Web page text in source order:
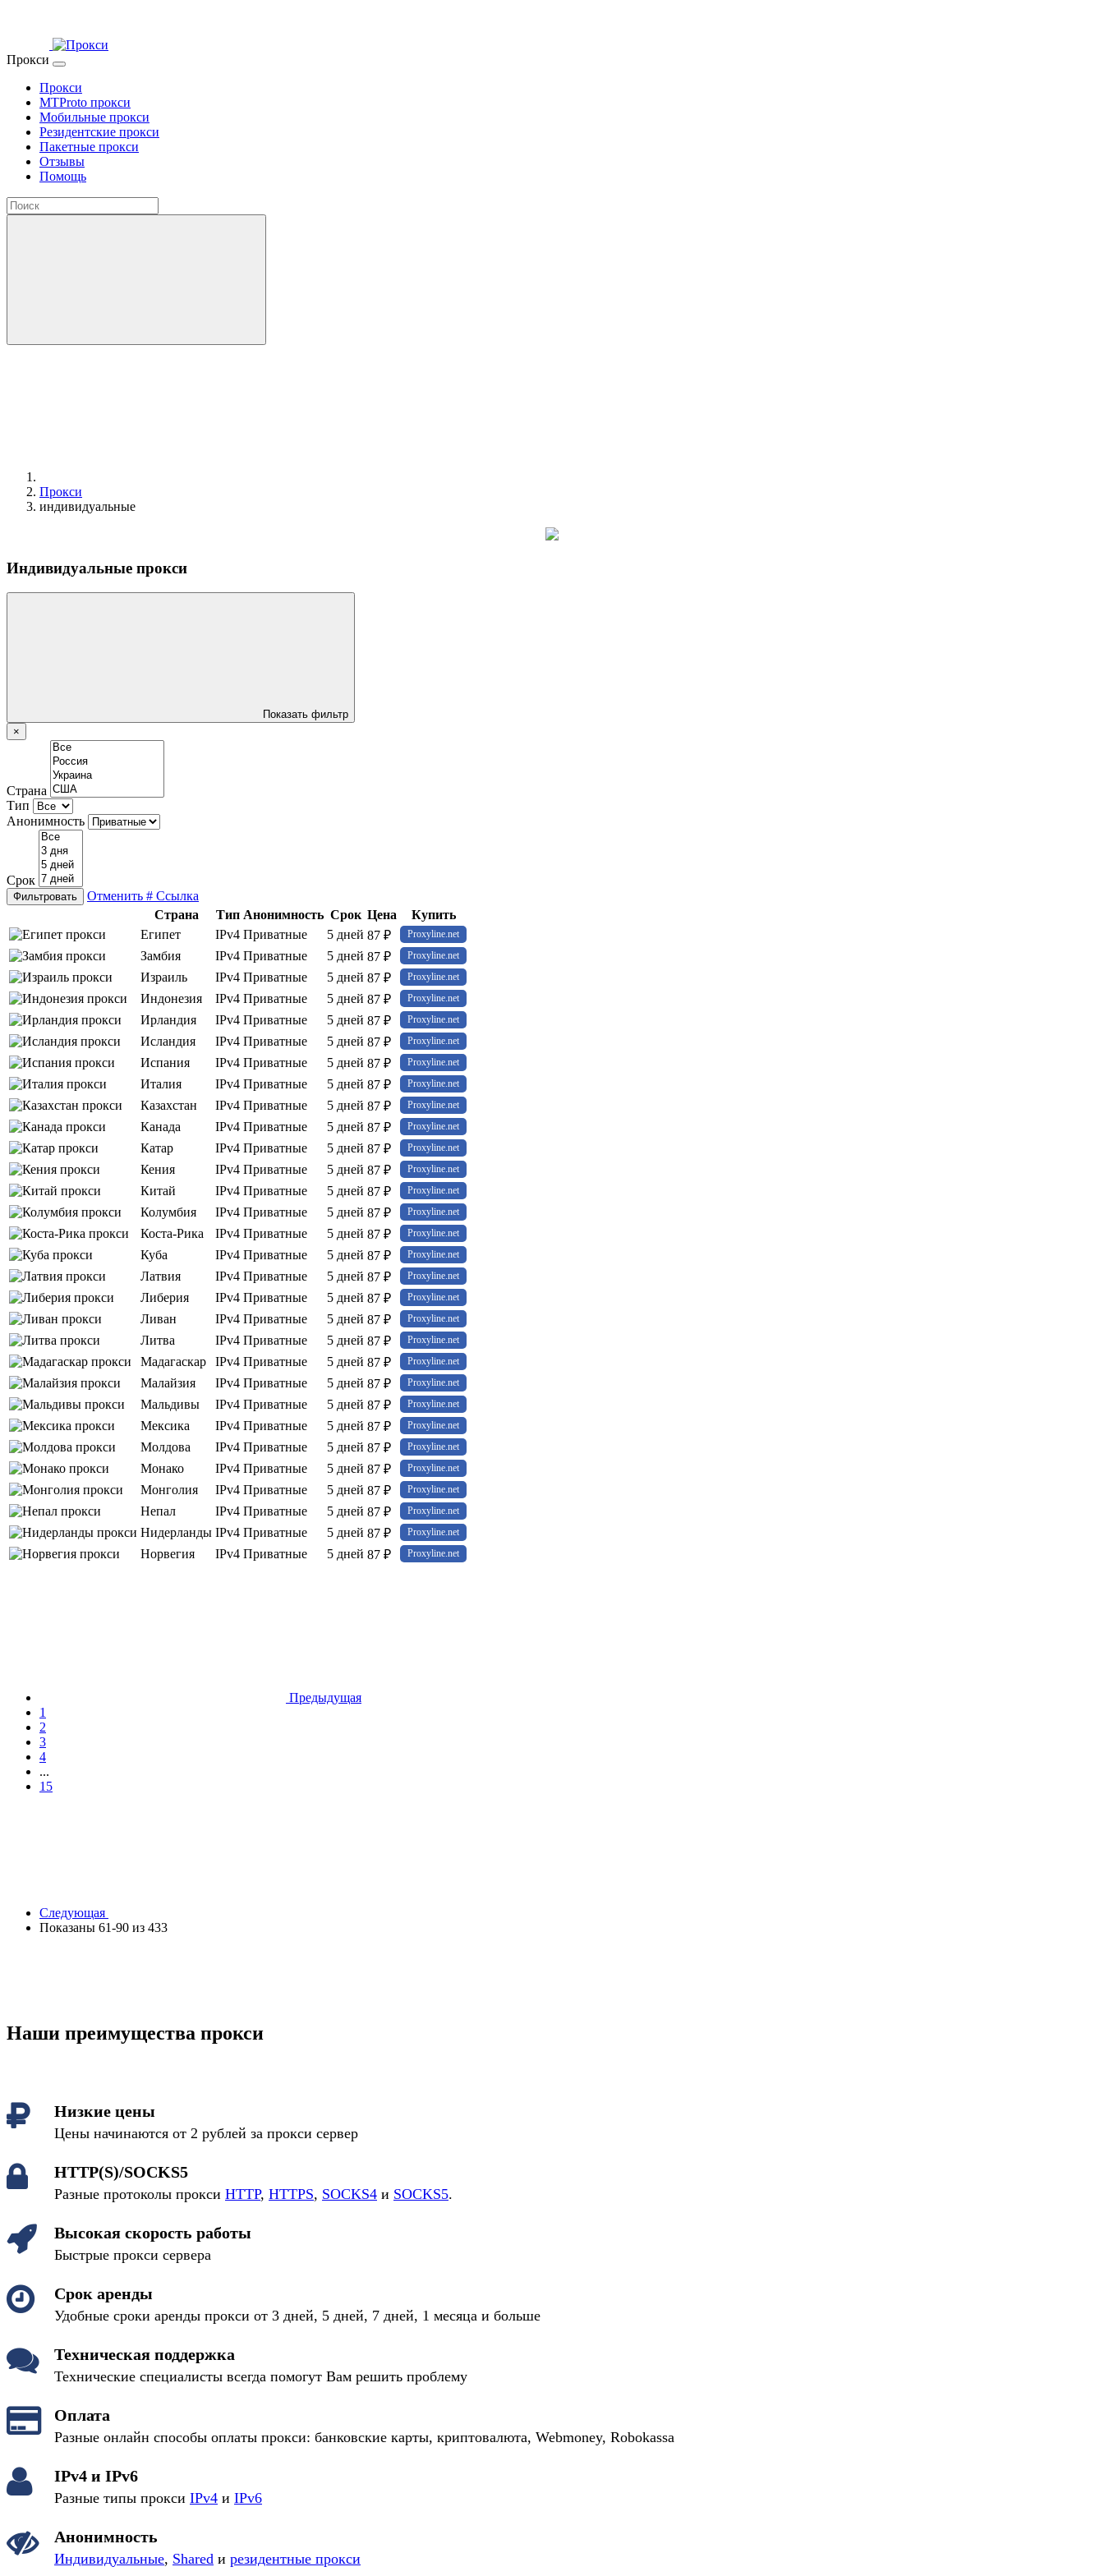
Прокси
Прокси
MTProto прокси
Мобильные прокси
Резидентские прокси
Пакетные прокси
Отзывы
Помощь
Прокси
индивидуальные
Индивидуальные прокси
Показать фильтр
×
Страна
Тип
Анонимность
Срок
Фильтровать Отменить # Ссылка
Страна
Тип Анонимность Срок Цена
Купить
Египет
IPv4 Приватные 5 дней 87 ₽ Proxyline.net
Замбия IPv4 Приватные 5 дней 87 ₽ Proxyline.net
Израиль IPv4 Приватные 5 дней 87 ₽ Proxyline.net
Индонезия IPv4 Приватные 5 дней 87 ₽ Proxyline.net
Ирландия IPv4 Приватные 5 дней 87 ₽ Proxyline.net
Исландия IPv4 Приватные 5 дней 87 ₽ Proxyline.net
Испания IPv4 Приватные 5 дней 87 ₽ Proxyline.net
Италия IPv4 Приватные 5 дней 87 ₽ Proxyline.net
Казахстан IPv4 Приватные 5 дней 87 ₽ Proxyline.net
Канада IPv4 Приватные 5 дней 87 ₽ Proxyline.net
Катар IPv4 Приватные 5 дней 87 ₽ Proxyline.net
Кения IPv4 Приватные 5 дней 87 ₽ Proxyline.net
Китай IPv4 Приватные 5 дней 87 ₽ Proxyline.net
Колумбия IPv4 Приватные 5 дней 87 ₽ Proxyline.net
Коста-Рика IPv4 Приватные 5 дней 87 ₽ Proxyline.net
Куба IPv4 Приватные 5 дней 87 ₽ Proxyline.net
Латвия IPv4 Приватные 5 дней 87 ₽ Proxyline.net
Либерия IPv4 Приватные 5 дней 87 ₽ Proxyline.net
Ливан IPv4 Приватные 5 дней 87 ₽ Proxyline.net
Литва IPv4 Приватные 5 дней 87 ₽ Proxyline.net
Мадагаскар IPv4 Приватные 5 дней 87 ₽ Proxyline.net
Малайзия IPv4 Приватные 5 дней 87 ₽ Proxyline.net
Мальдивы IPv4 Приватные 5 дней 87 ₽ Proxyline.net
Мексика IPv4 Приватные 5 дней 87 ₽ Proxyline.net
Молдова IPv4 Приватные 5 дней 87 ₽ Proxyline.net
Монако IPv4 Приватные 5 дней 87 ₽ Proxyline.net
Монголия IPv4 Приватные 5 дней 87 ₽ Proxyline.net
Непал IPv4 Приватные 5 дней 87 ₽ Proxyline.net
Нидерланды IPv4 Приватные 5 дней 87 ₽ Proxyline.net
Норвегия IPv4 Приватные 5 дней 87 ₽ Proxyline.net
Предыдущая
1
2
3
4
...
15
Следующая
Показаны 61-90 из 433
Наши преимущества прокси
Низкие цены
Цены начинаются от 2 рублей за прокси сервер
HTTP(S)/SOCKS5
Разные протоколы прокси HTTP, HTTPS, SOCKS4 и SOCKS5.
Высокая скорость работы
Быстрые прокси сервера
Срок аренды
Удобные сроки аренды прокси от 3 дней, 5 дней, 7 дней, 1 месяца и больше
Техническая поддержка
Технические специалисты всегда помогут Вам решить проблему
Оплата
Разные онлайн способы оплаты прокси: банковские карты, криптовалюта, Webmoney, Robokassa
IPv4 и IPv6
Разные типы прокси IPv4 и IPv6
Анонимность
Индивидуальные, Shared и резидентные прокси